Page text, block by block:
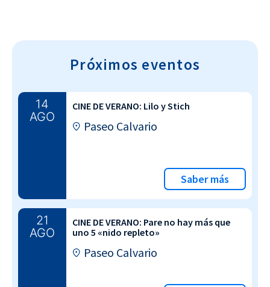
Próximos eventos
14
AGO
CINE DE VERANO: Lilo y Stich
Paseo Calvario
Saber más
21
AGO
CINE DE VERANO: Pare no hay más que
uno 5 «nido repleto»
Paseo Calvario